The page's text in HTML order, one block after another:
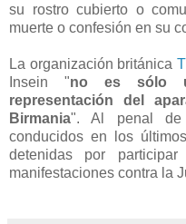
su rostro cubierto o
muerte o confesión en su
La organización británica
Insein "no es sólo
representación del
Birmania". Al penal de
conducidos en los
detenidas por
manifestaciones contra la